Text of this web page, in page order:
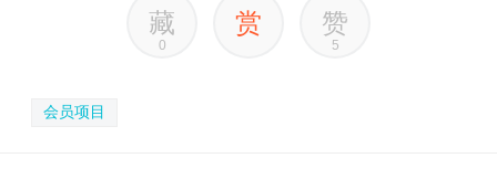
藏
0
赏 赞
5
会员项目